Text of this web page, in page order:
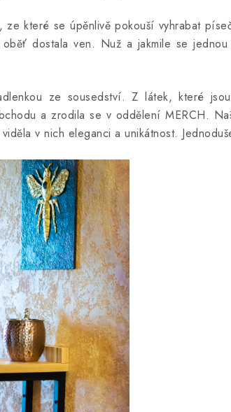
které se úpěnlivě pokouší vyhrabat
dostala ven. Nuž a jakmile se
ze sousedství. Z látek, které
a zrodila se v oddělení MERCH.
v nich eleganci a unikátnost.